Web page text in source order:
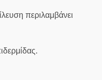
περιλαμβάνει